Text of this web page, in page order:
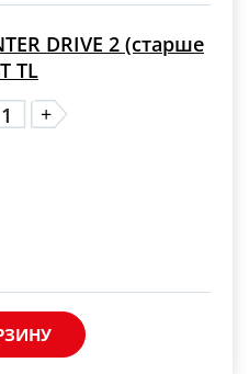
DRIVE 2 (старше
TL
+